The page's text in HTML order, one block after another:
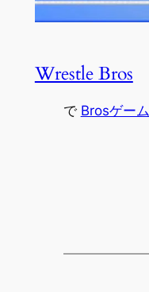
Wrestle Bros
で Brosゲーム